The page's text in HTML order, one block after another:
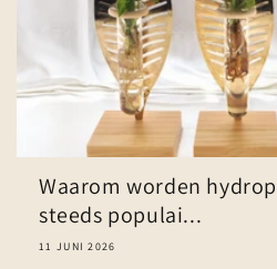
Waarom worden
steeds populai...
11 JUNI 2026